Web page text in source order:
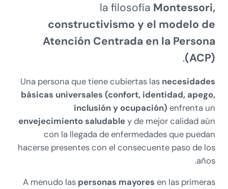
la filosofía Montessori,
constructivismo y el modelo de
Atención Centrada en la Persona
(ACP)
.
Una persona que tiene cubiertas las necesidades
básicas universales (confort, identidad, apego,
inclusión y ocupación)enfrenta un
envejecimiento saludabley de mejor calidad aún
con la llegada de enfermedades que puedan
hacerse presentes con el consecuente paso de los
años.
A menudo las personas mayores en las primeras